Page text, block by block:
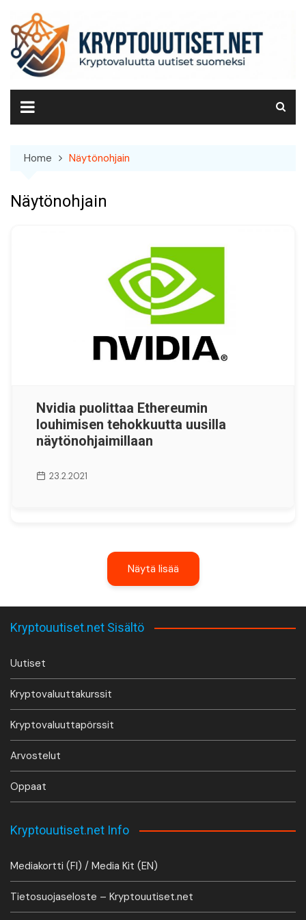
content
Home Näytönohjain
Näytönohjain
Nvidia puolittaa Ethereumin
louhimisen tehokkuutta uusilla
näytönohjaimillaan
23.2.2021
Näytä lisää
Kryptouutiset.net Sisältö
Uutiset
Kryptovaluuttakurssit
Kryptovaluuttapörssit
Arvostelut
Oppaat
Kryptouutiset.net Info
Mediakortti (FI) / Media Kit (EN)
Tietosuojaseloste – Kryptouutiset.net